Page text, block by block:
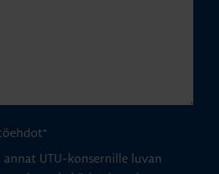
*
UTU-konsernille luvan